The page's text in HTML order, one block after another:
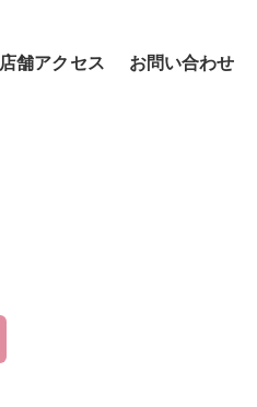
店舗アクセス お問い合わせ